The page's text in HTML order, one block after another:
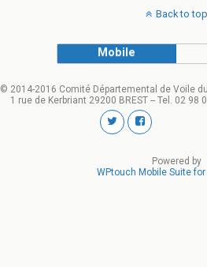
Back to top
Mobile
© 2014-2016 Comité Départemental de Voile
1 rue de Kerbriant 29200 BREST -- Tel. 02 98
Powered by
WPtouch Mobile Suite